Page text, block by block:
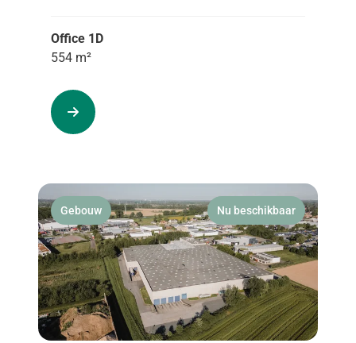
Office 1D
554 m²
Gebouw Nu beschikbaar